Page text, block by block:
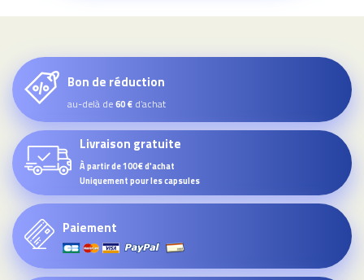
Bon de réduction
au-delà de60 € d’achat
Livraison gratuite
À partir de 100€ d'achat
Uniquement pour les capsules
Paiement